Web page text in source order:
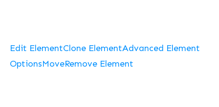
Edit ElementClone ElementAdvanced Element
OptionsMoveRemove Element